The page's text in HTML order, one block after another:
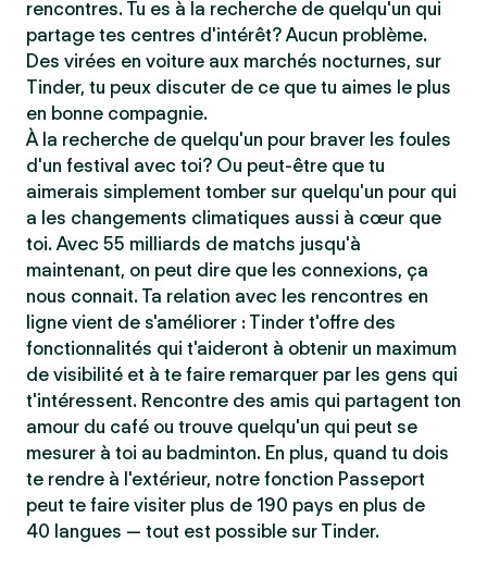
rencontres. Tu es à la recherche de quelqu'un qui
partage tes centres d'intérêt? Aucun problème.
Des virées en voiture aux marchés nocturnes, sur
Tinder, tu peux discuter de ce que tu aimes le plus
en bonne compagnie.
À la recherche de quelqu'un pour braver les foules
d'un festival avec toi? Ou peut-être que tu
aimerais simplement tomber sur quelqu'un pour qui
a les changements climatiques aussi à cœur que
toi. Avec 55 milliards de matchs jusqu'à
maintenant, on peut dire que les connexions, ça
nous connait. Ta relation avec les rencontres en
ligne vient de s'améliorer : Tinder t'offre des
fonctionnalités qui t'aideront à obtenir un maximum
de visibilité et à te faire remarquer par les gens qui
t'intéressent. Rencontre des amis qui partagent ton
amour du café ou trouve quelqu'un qui peut se
mesurer à toi au badminton. En plus, quand tu dois
te rendre à l'extérieur, notre fonction Passeport
peut te faire visiter plus de 190 pays en plus de
40 langues — tout est possible sur Tinder.